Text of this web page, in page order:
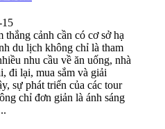
15
thắng cảnh cần có cơ sở hạ
du lịch không chỉ là tham
nhu cầu về ăn uống, nhà
đi lại, mua sắm và giải
sự phát triển của các tour
chỉ đơn giản là ánh sáng